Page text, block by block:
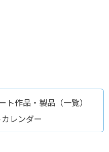
ト作品・製品（一覧）
レンダー